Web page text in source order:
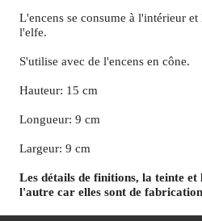
L'encens se consume à l'intérieur
l'elfe.
S'utilise avec de l'encens en cône.
Hauteur: 15 cm
Longueur: 9 cm
Largeur: 9 cm
Les détails de finitions, la teinte
l'autre car elles sont de